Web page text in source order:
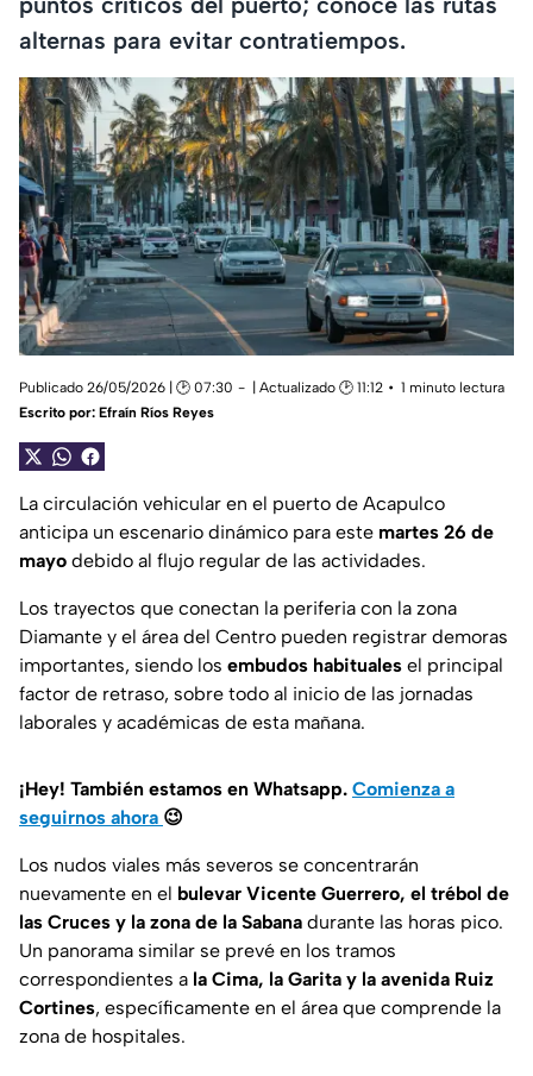
alternas para evitar contratiempos.
Publicado 26/05/2026 | 🕑 07:30 | Actualizado 🕑 11:12
1 minuto lectura
Escrito por: Efraín Ríos Reyes
La circulación vehicular en el puerto de Acapulco
anticipa un escenario dinámico para este martes 26 de
mayo debido al flujo regular de las actividades.
Los trayectos que conectan la periferia con la zona
Diamante y el área del Centro pueden registrar demoras
importantes, siendo los embudos habituales el principal
factor de retraso, sobre todo al inicio de las jornadas
laborales y académicas de esta mañana.
¡Hey! También estamos en Whatsapp. Comienza a
seguirnos ahora 😉
Los nudos viales más severos se concentrarán
nuevamente en el bulevar Vicente Guerrero, el trébol de
las Cruces y la zona de la Sabana durante las horas pico.
Un panorama similar se prevé en los tramos
correspondientes a la Cima, la Garita y la avenida Ruiz
Cortines, específicamente en el área que comprende la
zona de hospitales.